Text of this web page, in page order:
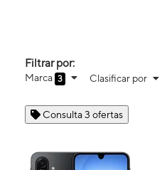
Filtrar por:
Marca 3 Clasificar por
Consulta 3 ofertas